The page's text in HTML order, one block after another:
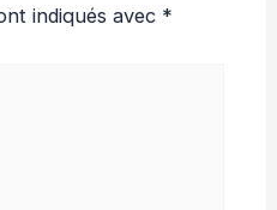
indiqués avec *